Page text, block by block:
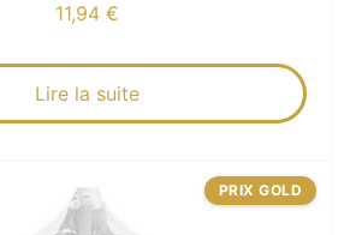
11,94 €
Lire la suite
PRIX GOLD